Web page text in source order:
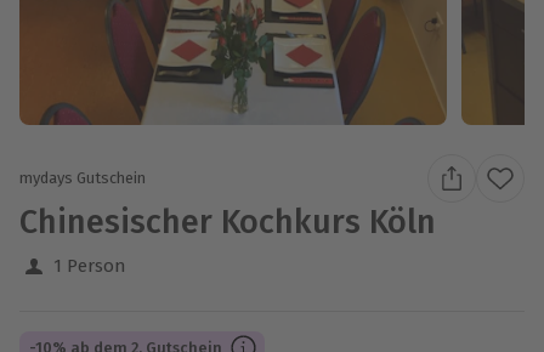
mydays Gutschein
Chinesischer Kochkurs Köln
1 Person
-10% ab dem 2. Gutschein